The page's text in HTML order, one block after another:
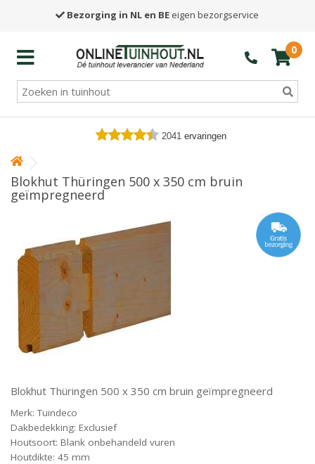
Bezorging in NL en BE eigen bezorgservice
0
2041 ervaringen
Blokhut Thüringen 500 x 350 cm bruin
geïmpregneerd
Blokhut Thüringen 500 x 350 cm bruin geïmpregneerd
Merk: Tuindeco
Dakbedekking: Exclusief
Houtsoort: Blank onbehandeld vuren
Houtdikte: 45 mm